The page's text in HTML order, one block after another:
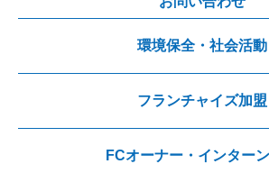
環境保全・社会活動
フランチャイズ加盟
FCオーナー・インター